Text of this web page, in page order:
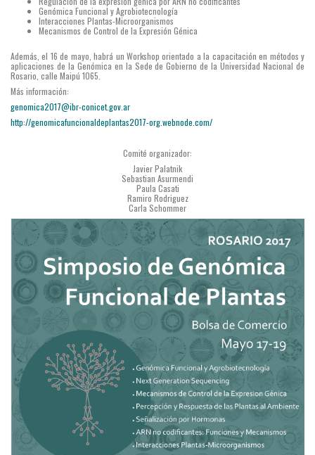
Genómica Funcional y Agrobiotecnología
Interacciones Plantas-Microorganismos
Mecanismos de Control de la Expresión Génica
Además, el 16 de mayo, habrá un Workshop orientado a la capacitación en métodos y
aplicaciones de la Genómica en la Sede de Gobierno de la Universidad Nacional de
Rosario, calle Maipú 1065.
Más información:
genomica2017@ibr-conicet.gov.ar
http://genomicafuncionaldeplantas2017-org.webnode.com/
Comité organizador:
Javier Palatnik
Sebastian Asurmendi
Paula Casati
Ramiro Rodriguez
Carla Schommer